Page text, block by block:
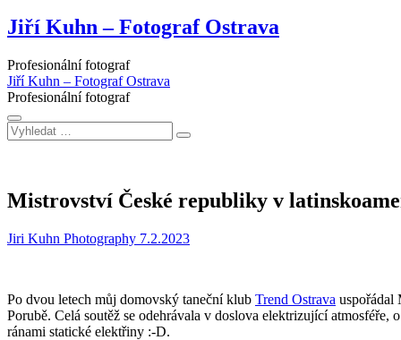
Jiří Kuhn – Fotograf Ostrava
Profesionální fotograf
Jiří Kuhn – Fotograf Ostrava
Profesionální fotograf
Vyhledat
…
Mistrovství České republiky v
Jiri Kuhn Photography 7.2.2023
Po dvou letech můj domovský taneční klub Trend Ostrava uspořádal
Porubě. Celá soutěž se odehrávala v doslova elektrizující
ránami statické elektřiny :-D.